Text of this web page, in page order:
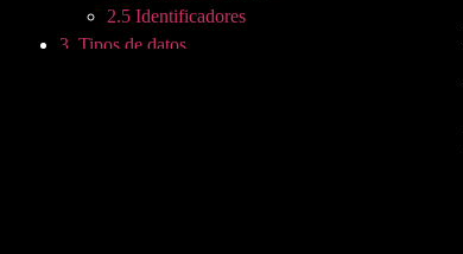
2.5 Identificadores
3. Tipos de datos